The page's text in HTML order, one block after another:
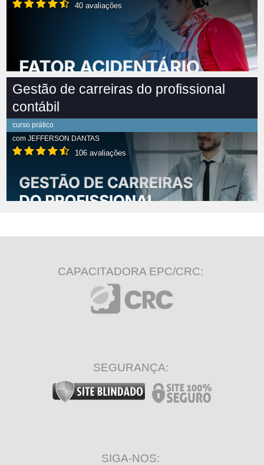
40 avaliações
Gestão de carreiras do profissional
contábil
curso prático
com JEFFERSON DANTAS
106 avaliações
CAPACITADORA EPC/CRC:
SEGURANÇA:
SIGA-NOS: